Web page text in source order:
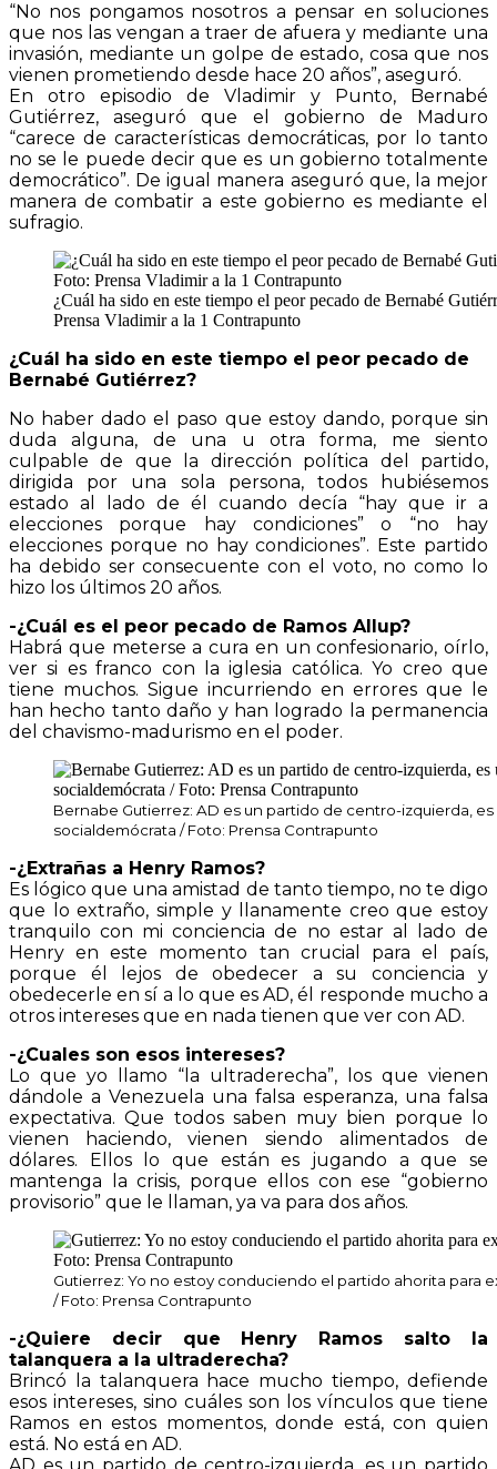
“No nos pongamos nosotros a pensar en soluciones
que nos las vengan a traer de afuera y mediante una
invasión, mediante un golpe de estado, cosa que nos
vienen prometiendo desde hace 20 años”, aseguró.
En otro episodio de Vladimir y Punto, Bernabé
Gutiérrez, aseguró que el gobierno de Maduro
“carece de características democráticas, por lo tanto
no se le puede decir que es un gobierno totalmente
democrático”. De igual manera aseguró que, la mejor
manera de combatir a este gobierno es mediante el
sufragio.
¿Cuál ha sido en este tiempo el peor pecado de Bernabé
Prensa Vladimir a la 1 Contrapunto
¿Cuál ha sido en este tiempo el peor pecado de
Bernabé Gutiérrez?
No haber dado el paso que estoy dando, porque sin
duda alguna, de una u otra forma, me siento
culpable de que la dirección política del partido,
dirigida por una sola persona, todos hubiésemos
estado al lado de él cuando decía “hay que ir a
elecciones porque hay condiciones” o “no hay
elecciones porque no hay condiciones”. Este partido
ha debido ser consecuente con el voto, no como lo
hizo los últimos 20 años.
-¿Cuál es el peor pecado de Ramos Allup?
Habrá que meterse a cura en un confesionario, oírlo,
ver si es franco con la iglesia católica. Yo creo que
tiene muchos. Sigue incurriendo en errores que le
han hecho tanto daño y han logrado la permanencia
del chavismo-madurismo en el poder.
Bernabe Gutierrez: AD es un partido de centro-izquierda,
socialdemócrata / Foto: Prensa Contrapunto
-¿Extrañas a Henry Ramos?
Es lógico que una amistad de tanto tiempo, no te digo
que lo extraño, simple y llanamente creo que estoy
tranquilo con mi conciencia de no estar al lado de
Henry en este momento tan crucial para el país,
porque él lejos de obedecer a su conciencia y
obedecerle en sí a lo que es AD, él responde mucho a
otros intereses que en nada tienen que ver con AD.
-¿Cuales son esos intereses?
Lo que yo llamo “la ultraderecha”, los que vienen
dándole a Venezuela una falsa esperanza, una falsa
expectativa. Que todos saben muy bien porque lo
vienen haciendo, vienen siendo alimentados de
dólares. Ellos lo que están es jugando a que se
mantenga la crisis, porque ellos con ese “gobierno
provisorio” que le llaman, ya va para dos años.
Gutierrez: Yo no estoy conduciendo el partido ahorita para
/ Foto: Prensa Contrapunto
-¿Quiere decir que Henry Ramos salto la
talanquera a la ultraderecha?
Brincó la talanquera hace mucho tiempo, defiende
esos intereses, sino cuáles son los vínculos que tiene
Ramos en estos momentos, donde está, con quien
está. No está en AD.